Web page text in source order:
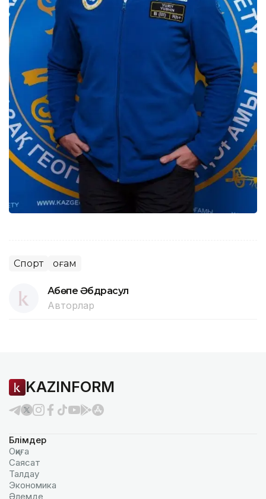
Спорт Қоғам
Ақбөпе Әбдрасул
Авторлар
KAZINFORM
Бөлімдер
Оқиға
Саясат
Талдау
Экономика
Әлемде